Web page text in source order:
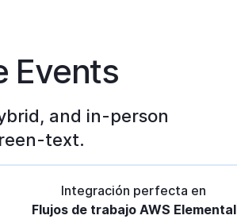
Events
and in-person
text.
Integración perfecta en
Flujos de trabajo AWS Elemental